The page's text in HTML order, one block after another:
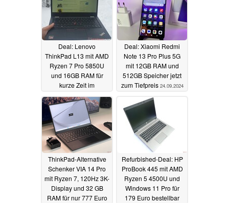
Deal: Lenovo
ThinkPad L13 mit AMD
Ryzen 7 Pro 5850U
und 16GB RAM für
kurze Zeit im
Refurbished-Angebot
24.09.2024
Deal: Xiaomi Redmi
Note 13 Pro Plus 5G
mit 12GB RAM und
512GB Speicher jetzt
zum Tiefpreis 24.09.2024
ThinkPad-Alternative
Schenker VIA 14 Pro
mit Ryzen 7, 120Hz 3K-
Display und 32 GB
RAM für nur 777 Euro
Refurbished-Deal: HP
ProBook 445 mit AMD
Ryzen 5 4500U und
Windows 11 Pro für
179 Euro bestellbar